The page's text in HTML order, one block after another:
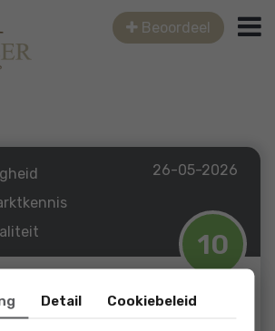
Beoordeel
26-05-2026
10
begeleiding
Detail Cookiebeleid